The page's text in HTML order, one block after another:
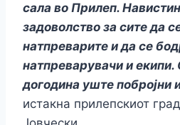
сала во Прилеп.
задоволство за сите да
натпреварите и да се
натпреварувачи и екипи.
догодина уште побројни
истакна прилепскиот